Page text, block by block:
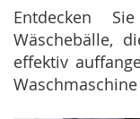
Entdecken
Wäschebälle,
effektiv